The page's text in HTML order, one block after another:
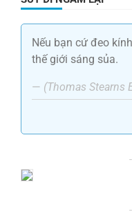
Nếu bạn cứ đeo
thế giới sáng sủa.
— (Thomas Stearns